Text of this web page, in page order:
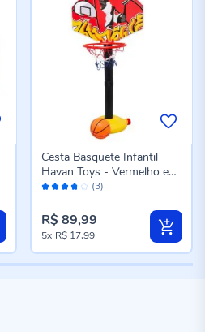
Avaliação: (3)
Cesta Basquete Infantil
Havan Toys - Vermelho e
Laranja
R$ 89,99
5x R$ 17,99